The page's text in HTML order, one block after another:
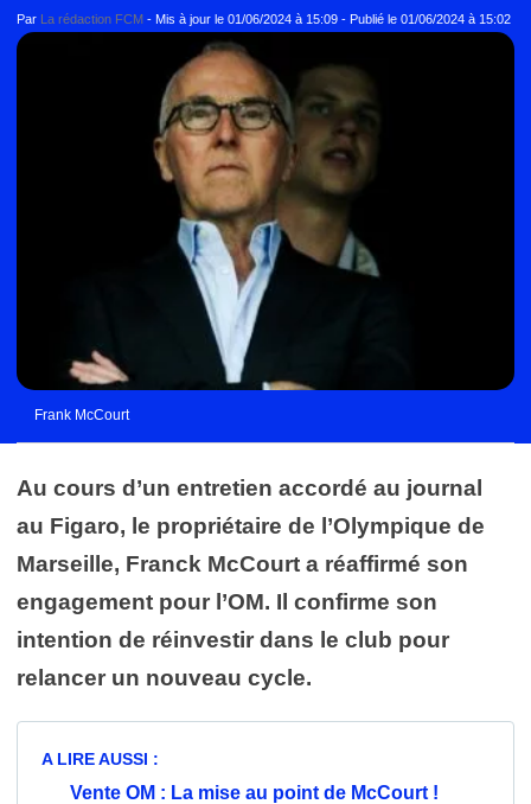
Par La rédaction FCM - Mis à jour le 01/06/2024 à 15:09 - Publié le 01/06/2024 à 15:02
Frank McCourt
Au cours d’un entretien accordé au journal
au Figaro, le propriétaire de l’Olympique de
Marseille, Franck McCourt a réaffirmé son
engagement pour l’OM. Il confirme son
intention de réinvestir dans le club pour
relancer un nouveau cycle.
A LIRE AUSSI :
Vente OM : La mise au point de McCourt !